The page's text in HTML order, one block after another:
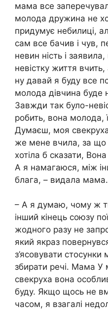
мама все
молода дружина не
придумує небилиці,
сам все бачив і чув,
невин ність і
невістку життя
ну давай я буду все
молода дівчина буде
Завжди так було-
робить, вона молода,
Думаєш, моя
же мене вчила, за що
хотіла б сказати,
А я намагаюся, між
блага, – видала мама.
– А я думаю, чому ж
інший кінець союзу
жодного разу не
який якраз
з’ясовувати
збирати речі. Мама У
свекруха вона
буду. Якщо щось не
часом, я взагалі